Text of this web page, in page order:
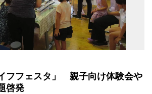
フフェスタ」 親子向け体験会や
啓発